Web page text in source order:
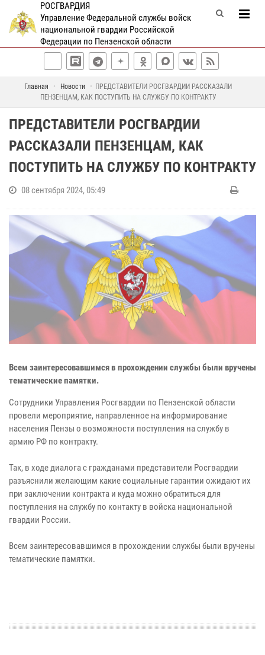
РОСГВАРДИЯ
Управление Федеральной службы войск
национальной гвардии Российской
Федерации по Пензенской области
Главная Новости
ПРЕДСТАВИТЕЛИ РОСГВАРДИИ РАССКАЗАЛИ
ПЕНЗЕНЦАМ, КАК ПОСТУПИТЬ НА СЛУЖБУ ПО КОНТРАКТУ
ПРЕДСТАВИТЕЛИ РОСГВАРДИИ
РАССКАЗАЛИ ПЕНЗЕНЦАМ, КАК
ПОСТУПИТЬ НА СЛУЖБУ ПО КОНТРАКТУ
08 сентября 2024, 05:49
Всем заинтересовавшимся в прохождении службы были вручены
тематические памятки.
Сотрудники Управления Росгвардии по Пензенской области
провели мероприятие, направленное на информирование
населения Пензы о возможности поступления на службу в
армию РФ по контракту.
Так, в ходе диалога с гражданами представители Росгвардии
разъяснили желающим какие социальные гарантии ожидают их
при заключении контракта и куда можно обратиться для
поступления на службу по контакту в войска национальной
гвардии России.
Всем заинтересовавшимся в прохождении службы были вручены
тематические памятки.